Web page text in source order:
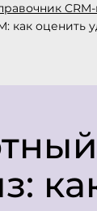
как оценить